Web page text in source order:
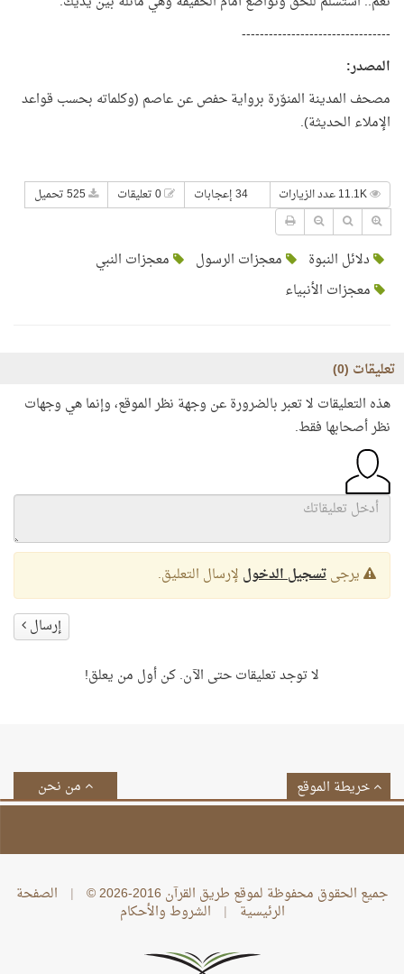
---------------------------------
المصدر:
مصحف المدينة المنوّرة برواية حفص عن عاصم (وكلماته بحسب قواعد
الإملاء الحديثة).
34 إعجابات
دلائل النبوة معجزات الرسول
معجزات النبي
معجزات الأنبياء
تعليقات (0
)
هذه التعليقات لا تعبر بالضرورة عن وجهة نظر الموقع، وإنما هي وجهات
نظر أصحابها فقط.
يرجىتسجيل الدخول لإرسال التعليق.
إرسال
لا توجد تعليقات حتى الآن. كن أول من يعلق!
من نحن خريطة الموقع
جميع الحقوق محفوظة لموقع طريق القرآن 2016-2026 © | الصفحة
الرئيسية | الشروط والأحكام